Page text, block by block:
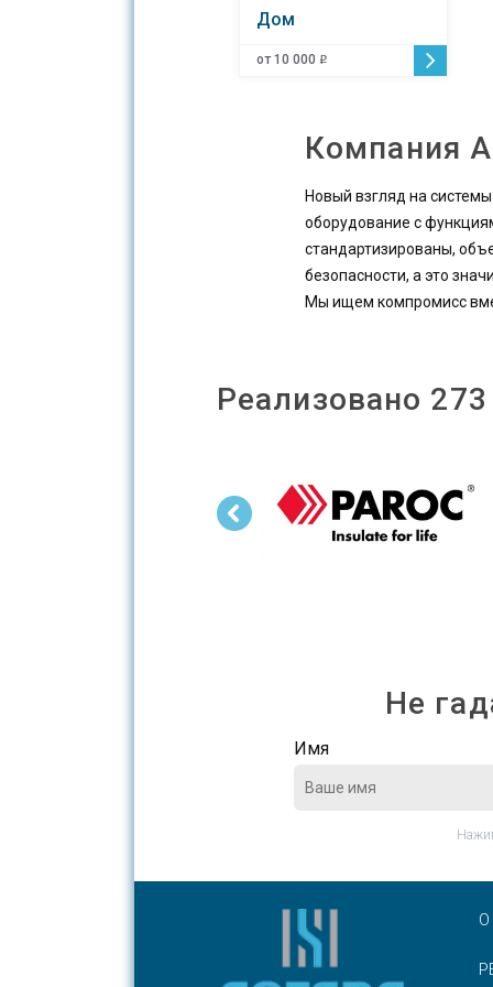
Дом
от 10 000 o
Компания
Новый взгляд на
оборудование с
стандартизированы,
безопасности, а это
Мы ищем компромисс
Реализовано
Не
Имя